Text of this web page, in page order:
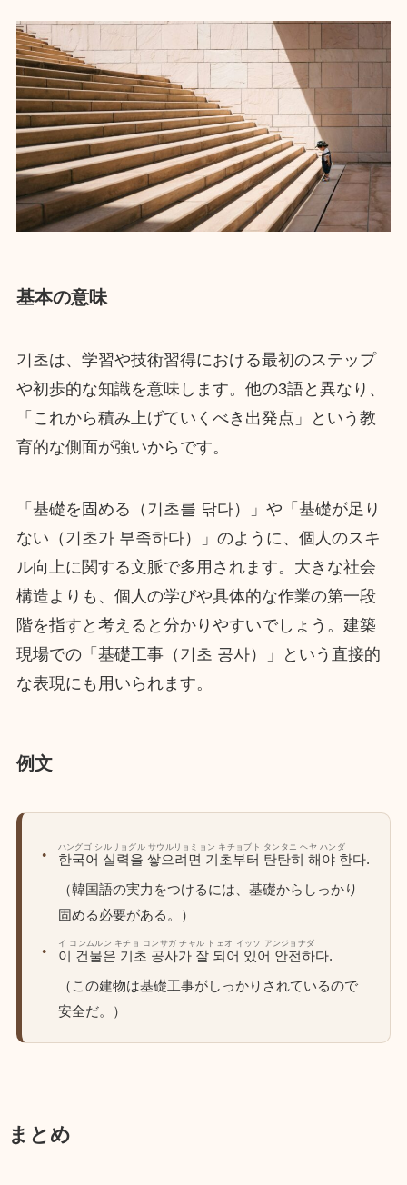
基本の意味
기초は、学習や技術習得における最初のステップ
や初歩的な知識を意味します。他の3語と異なり、
「これから積み上げていくべき出発点」という教
育的な側面が強いからです。
「基礎を固める（기초를 닦다）」や「基礎が足り
ない（기초가 부족하다）」のように、個人のスキ
ル向上に関する文脈で多用されます。大きな社会
構造よりも、個人の学びや具体的な作業の第一段
階を指すと考えると分かりやすいでしょう。建築
現場での「基礎工事（기초 공사）」という直接的
な表現にも用いられます。
例文
한국어 실력을 쌓으려면 기초부터 탄탄히 해야 한다.
ハングゴ シルリョグル サウルリョミョン キチョブト タンタニ ヘヤ ハンダ
（韓国語の実力をつけるには、基礎からしっかり
固める必要がある。）
이 건물은 기초 공사가 잘 되어 있어 안전하다.
イ コンムルン キチョ コンサガ チャル トェオ イッソ アンジョナダ
（この建物は基礎工事がしっかりされているので
安全だ。）
まとめ